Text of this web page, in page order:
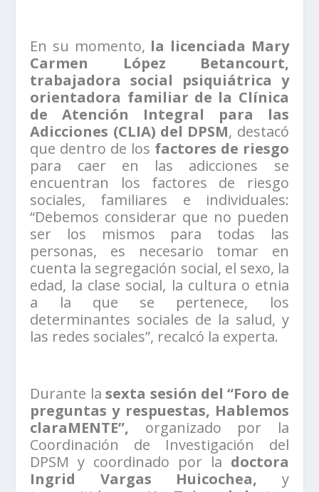
En su momento, la licenciada Mary
Carmen López Betancourt,
trabajadora social psiquiátrica y
orientadora familiar de la Clínica
de Atención Integral para las
Adicciones (CLIA) del DPSM, destacó
que dentro de los factores de riesgo
para caer en las adicciones se
encuentran los factores de riesgo
sociales, familiares e individuales:
“Debemos considerar que no pueden
ser los mismos para todas las
personas, es necesario tomar en
cuenta la segregación social, el sexo, la
edad, la clase social, la cultura o etnia
a la que se pertenece, los
determinantes sociales de la salud, y
las redes sociales”, recalcó la experta.
Durante lasexta sesión del “Foro de
preguntas y respuestas, Hablemos
claraMENTE”, organizado por la
Coordinación de Investigación del
DPSM y coordinado por la doctora
Ingrid Vargas Huicochea, y